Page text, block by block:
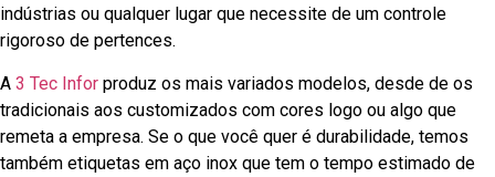
indústrias ou qualquer lugar que necessite de um controle
rigoroso de pertences.
A 3 Tec Infor produz os mais variados modelos, desde de os
tradicionais aos customizados com cores logo ou algo que
remeta a empresa. Se o que você quer é durabilidade, temos
também etiquetas em aço inox que tem o tempo estimado de